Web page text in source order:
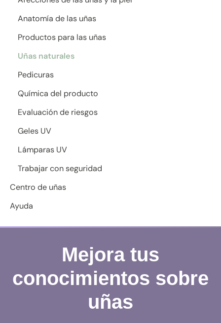
Anatomía de las uñas
Productos para las uñas
Uñas naturales
Pedicuras
Química del producto
Evaluación de riesgos
Geles UV
Lámparas UV
Trabajar con seguridad
Centro de uñas
Ayuda
Mejora tus
conocimientos sobre
uñas